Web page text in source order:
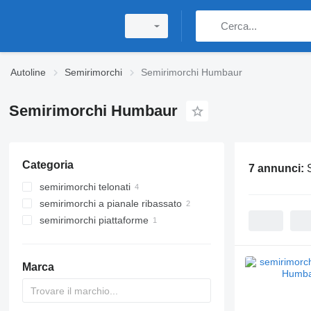
Autoline Semirimorchi Semirimorchi Humbaur
Semirimorchi Humbaur
Categoria
semirimorchi telonati
semirimorchi a pianale ribassato
semirimorchi piattaforme
Marca
7 annunci: